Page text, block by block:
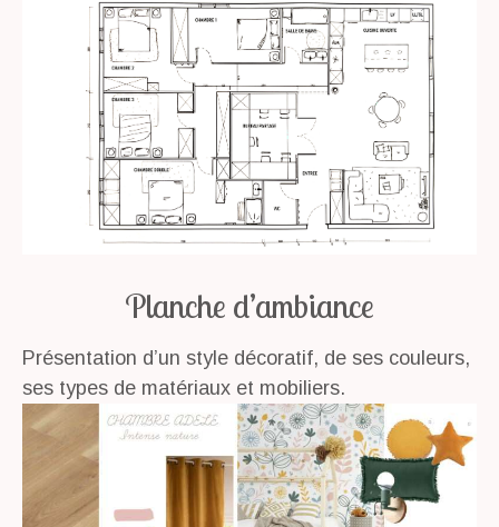
Présentation d’un style décoratif, de ses couleurs,
ses types de matériaux et mobiliers.
Planche d’ambiance